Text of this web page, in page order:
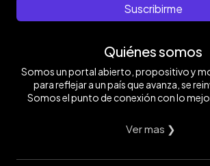
Suscribirme
Quiénes somos
Somos un portal abierto, propositivo y
para reflejar a un país que avanza, se
Somos el punto de conexión con lo
Ver mas ❯